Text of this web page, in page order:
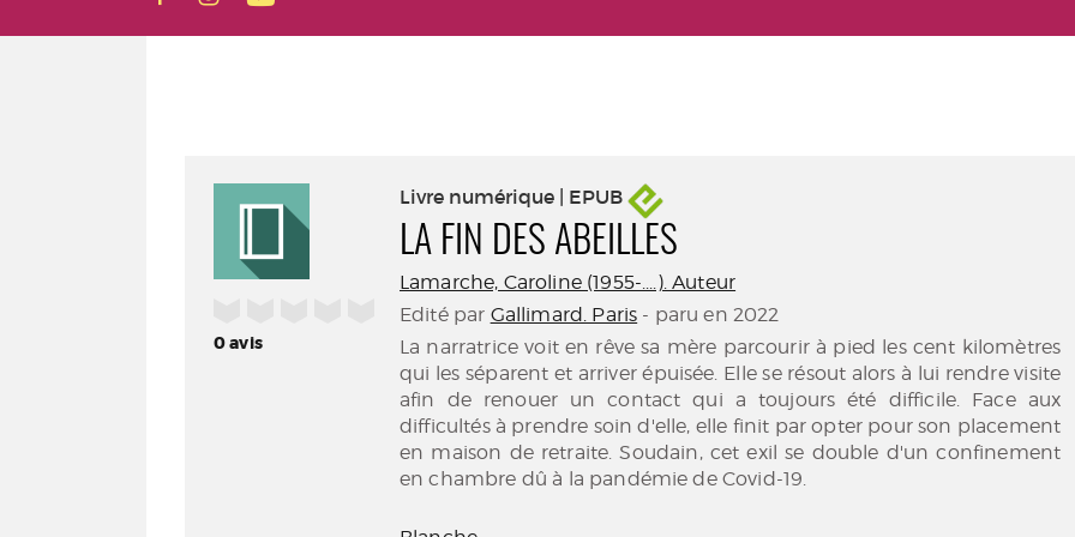
0avis
Livre numérique | EPUB
LA FIN DES ABEILLES
Lamarche, Caroline (1955-....). Auteur
Edité par Gallimard. Paris - paru en 2022
La narratrice voit en rêve sa mère parcourir à pied les cent kilomètres
qui les séparent et arriver épuisée. Elle se résout alors à lui rendre visite
afin de renouer un contact qui a toujours été difficile. Face aux
difficultés à prendre soin d'elle, elle finit par opter pour son placement
en maison de retraite. Soudain, cet exil se double d'un confinement
en chambre dû à la pandémie de Covid-19.